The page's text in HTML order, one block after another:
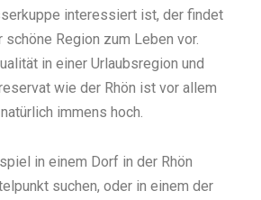
interessiert ist, der findet
schöne Region zum Leben vor.
in einer Urlaubsregion und
wie der Rhön ist vor allem
immens hoch.
in einem Dorf in der Rhön
suchen, oder in einem der